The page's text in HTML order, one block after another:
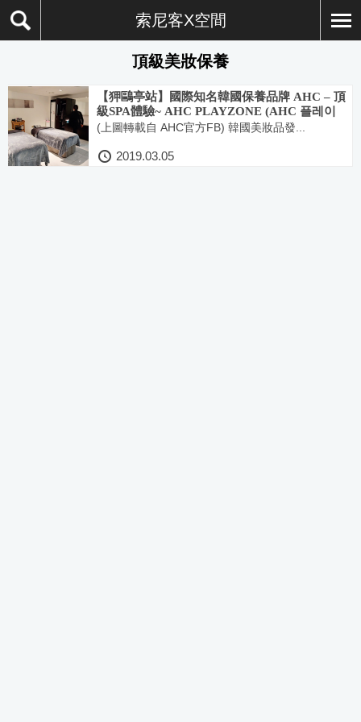
索尼客X空間
頂級美妝保養
【狎鷗亭站】國際知名韓國保養品牌 AHC – 頂
級SPA體驗~ AHC PLAYZONE (AHC 플레이
존)
(上圖轉載自 AHC官方FB) 韓國美妝品發...
2019.03.05